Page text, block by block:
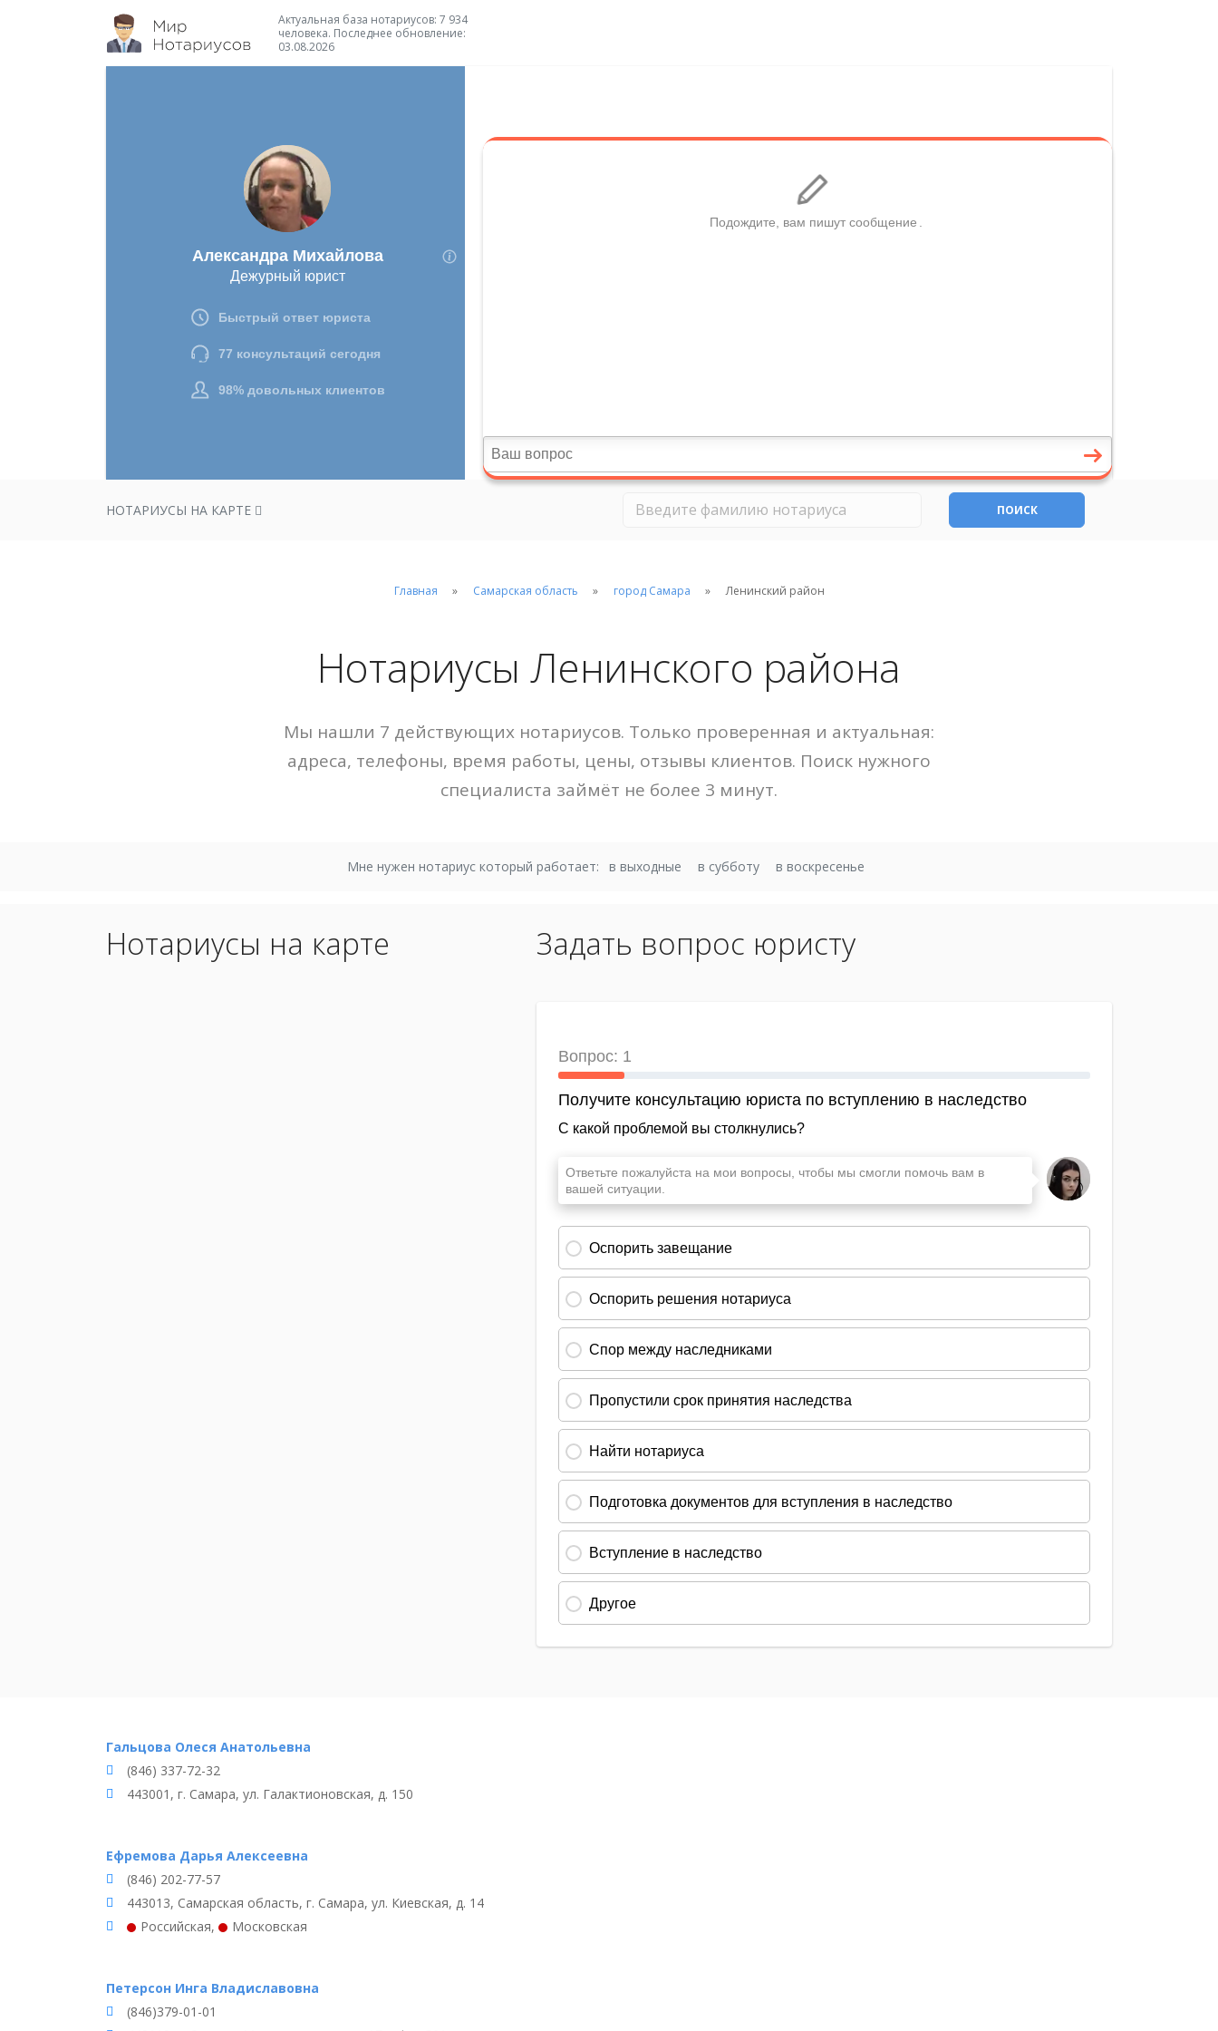
Актуальная база нотариусов: 7 934
человека. Последнее обновление:
03.08.2026
НОТАРИУСЫ НА КАРТЕ ПОИСК
Главная Самарская область город Самара Ленинский район
Нотариусы Ленинского района
Мы нашли 7 действующих нотариусов. Только проверенная и актуальная:
адреса, телефоны, время работы, цены, отзывы клиентов. Поиск нужного
специалиста займёт не более 3 минут.
Мне нужен нотариус который работает: в выходные в субботу в воскресенье
Нотариусы на карте Задать вопрос юристу
Гальцова Олеся Анатольевна
(846) 337-72-32
443001, г. Самара, ул. Галактионовская, д. 150
Ефремова Дарья Алексеевна
(846) 202-77-57
443013, Самарская область, г. Самара, ул. Киевская, д. 14
Российская, Московская
Петерсон Инга Владиславовна
(846)379-01-01